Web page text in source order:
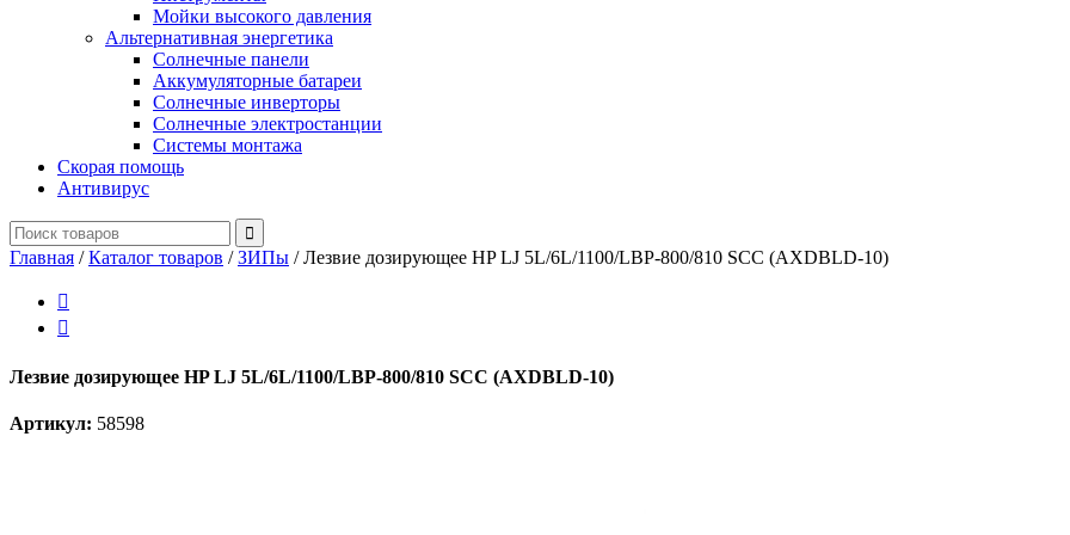
Мойки высокого давления
Альтернативная энергетика
Солнечные панели
Аккумуляторные батареи
Солнечные инверторы
Солнечные электростанции
Системы монтажа
Скорая помощь
Антивирус
Главная /Каталог товаров /ЗИПы /Лезвие дозирующее HP LJ 5L/6L/1100/LBP-800/810 SCC (AXDBLD-10)


Лезвие дозирующее HP LJ 5L/6L/1100/LBP-800/810 SCC (AXDBLD-10)
Артикул: 58598